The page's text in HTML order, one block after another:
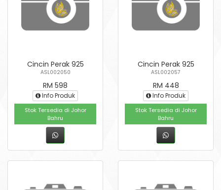
Cincin Perak 925
ASL002050
RM 598
Info Produk
Stok Tersedia di Johor
Bahru
Cincin Perak 925
ASL002057
RM 448
Info Produk
Stok Tersedia di Johor
Bahru